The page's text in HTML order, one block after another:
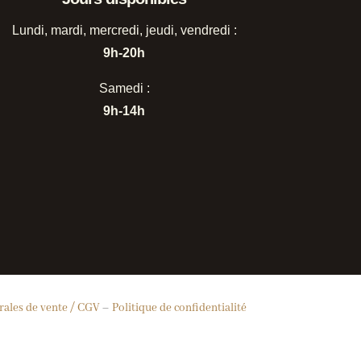
Lundi, mardi, mercredi, jeudi, vendredi :
9h-20h
Samedi :
9h-14h
de vente / CGV– Politique de confidentialité